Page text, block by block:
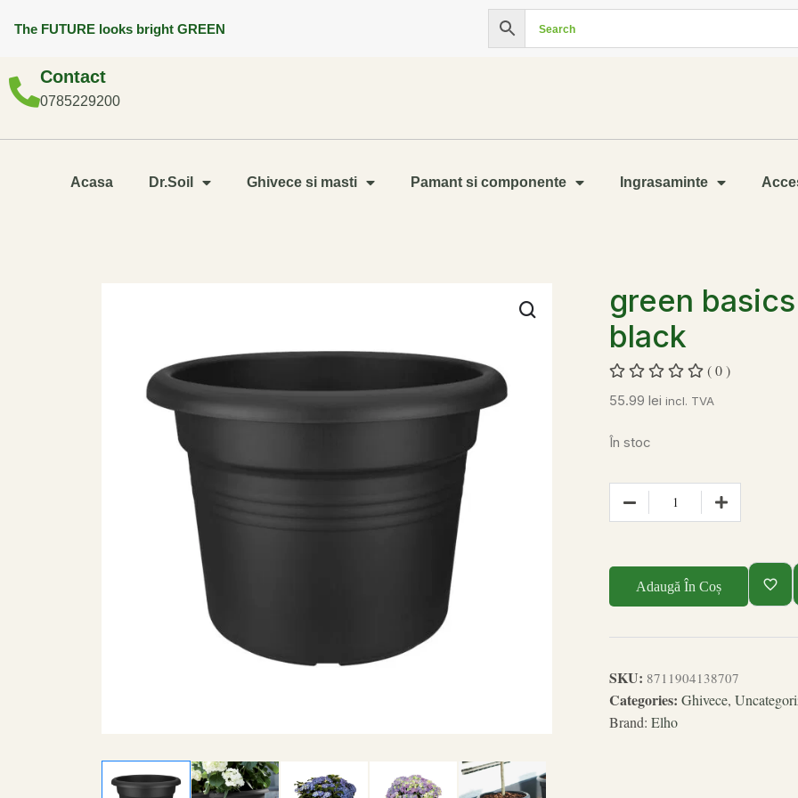
The FUTURE looks bright GREEN
Contact
0785229200
Acasa Dr.Soil Ghivece si masti Pamant si componente Ingrasaminte
green
black
( 0 )
55.99 lei incl. TVA
În stoc
Adaugă În Coș
SKU: 8711904138707
Categories: Ghivece,
Brand: Elho